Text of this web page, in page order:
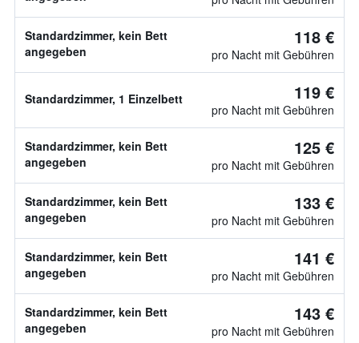
Standardzimmer, kein Bett
angegeben
118 €
pro Nacht mit Gebühren
Standardzimmer, 1 Einzelbett 119 €
pro Nacht mit Gebühren
Standardzimmer, kein Bett
angegeben
125 €
pro Nacht mit Gebühren
Standardzimmer, kein Bett
angegeben
133 €
pro Nacht mit Gebühren
Standardzimmer, kein Bett
angegeben
141 €
pro Nacht mit Gebühren
Standardzimmer, kein Bett
angegeben
143 €
pro Nacht mit Gebühren